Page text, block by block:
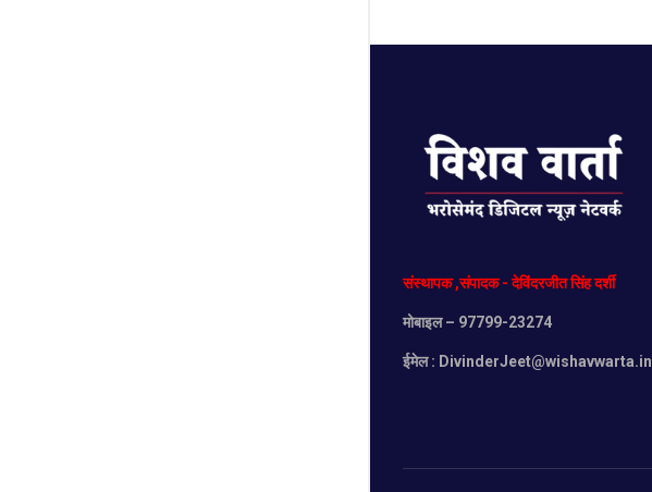
संस्थापक,संपादक-देविंदरजीतसिंहदर्शी
मोबाइल– 97799-23274
ईमेल : DivinderJeet@wishavwarta.in